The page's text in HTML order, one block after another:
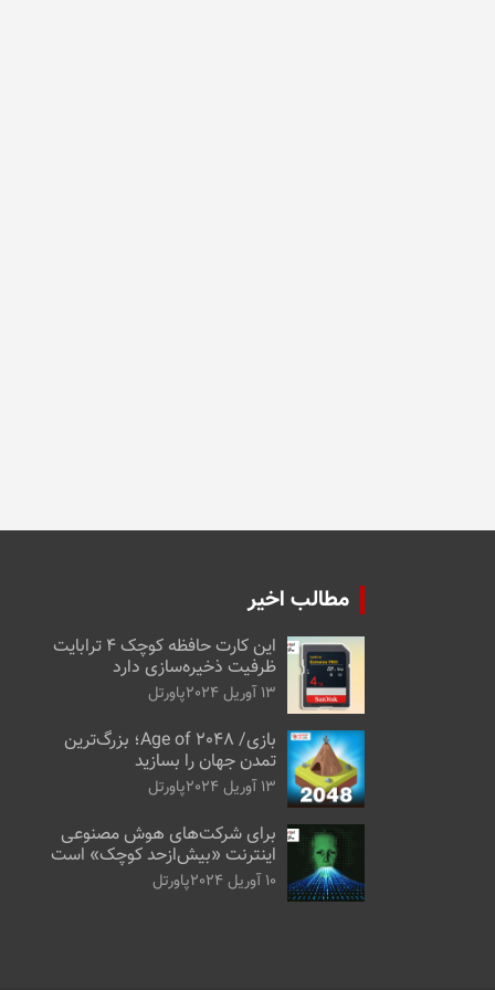
مطالب اخیر
این کارت حافظه کوچک ۴ ترابایت
ظرفیت ذخیره‌سازی دارد
13 آوریل 2024 پاورتل
بازی/ Age of 2048؛ بزرگ‌ترین
تمدن جهان را بسازید
13 آوریل 2024 پاورتل
برای شرکت‌های هوش مصنوعی
اینترنت «بیش‌از‌حد کوچک» است
10 آوریل 2024 پاورتل